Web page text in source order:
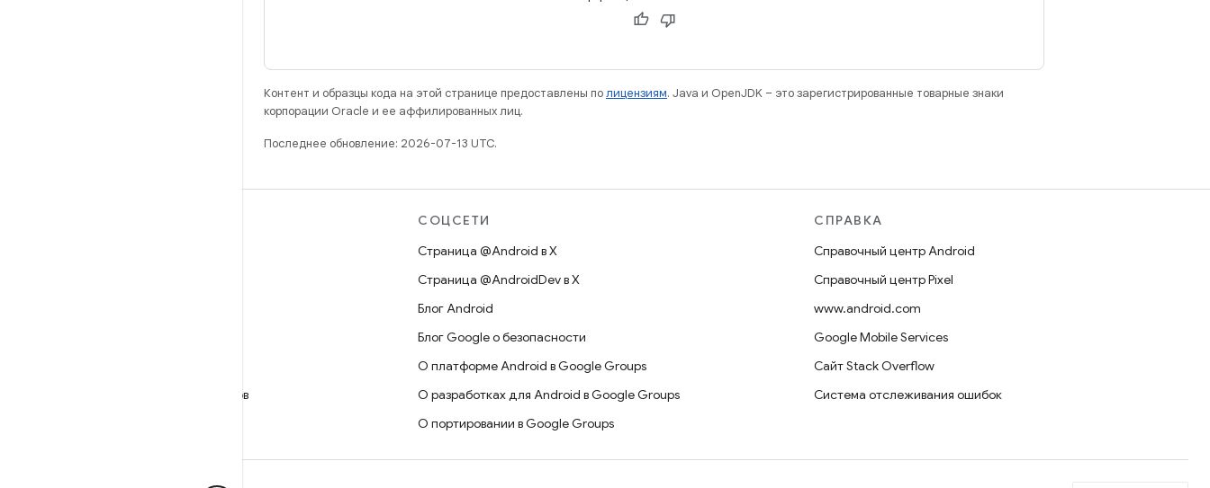
Контент и образцы кода на этой странице предоставлены полицензиям. Java и OpenJDK – это зарегистрированные товарные знаки
корпорации Oracle и ее аффилированных лиц.
Последнее обновление: 2026-07-13 UTC.
Драйверы в виде исполняемых файлов
СОЦСЕТИ
Страница @Android в X
Страница @AndroidDev в X
Блог Android
Блог Google о безопасности
О платформе Android в Google Groups
О разработках для Android в Google Groups
О портировании в Google Groups
СПРАВКА
Справочный центр Android
Справочный центр Pixel
www.android.com
Google Mobile Services
Сайт Stack Overflow
Система отслеживания ошибок